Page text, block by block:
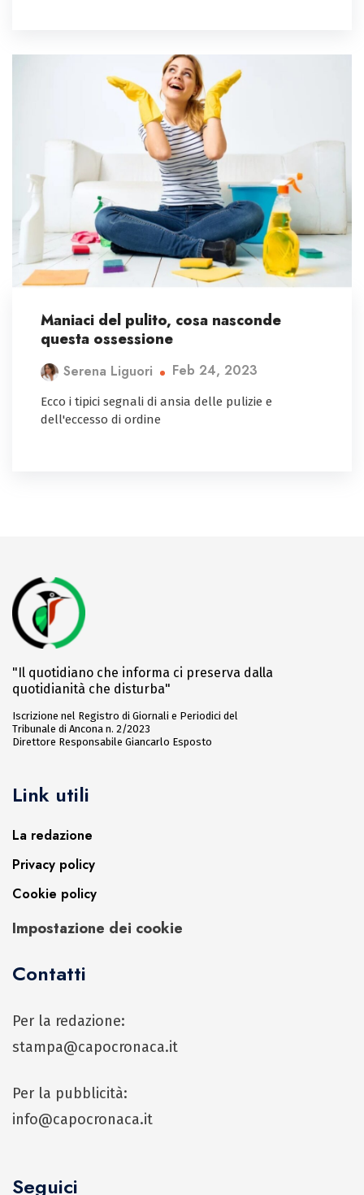
Maniaci del pulito, cosa nasconde
questa ossessione
Serena Liguori Feb 24, 2023
Ecco i tipici segnali di ansia delle pulizie e
dell'eccesso di ordine
"Il quotidiano che informa ci preserva dalla
quotidianità che disturba"
Iscrizione nel Registro di Giornali e Periodici del
Tribunale di Ancona n. 2/2023
Direttore Responsabile Giancarlo Esposto
Link utili
La redazione
Privacy policy
Cookie policy
Impostazione dei cookie
Contatti
Per la redazione:
stampa@capocronaca.it
Per la pubblicità:
info@capocronaca.it
Seguici